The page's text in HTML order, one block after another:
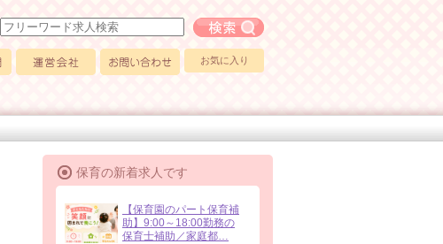
お気に入り
保育の新着求人です
【保育園のパート保育補
助】9:00～18:00勤務の
保育士補助／家庭都…